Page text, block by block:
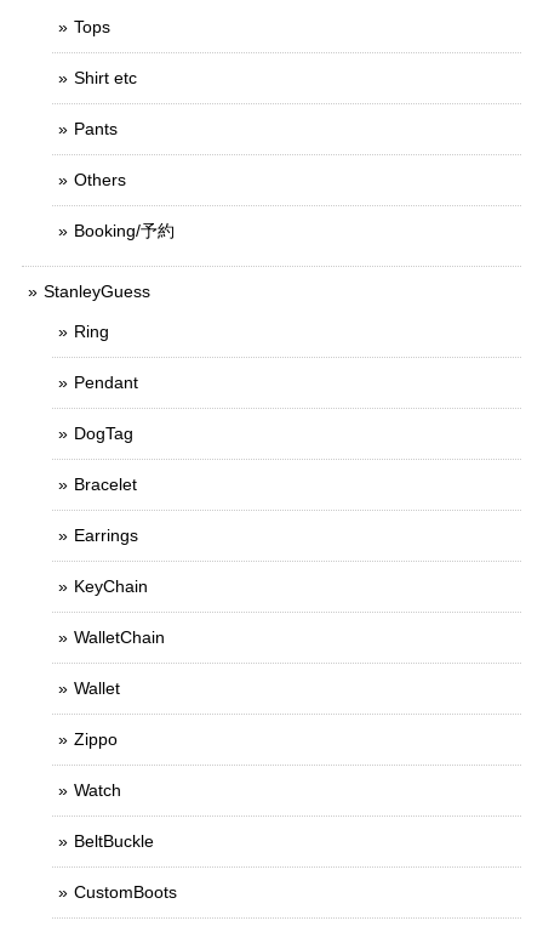
Tops
Shirt etc
Pants
Others
Booking/予約
StanleyGuess
Ring
Pendant
DogTag
Bracelet
Earrings
KeyChain
WalletChain
Wallet
Zippo
Watch
BeltBuckle
CustomBoots